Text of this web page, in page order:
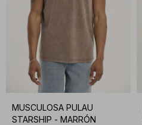
MUSCULOSA PULAU
STARSHIP - MARRÓN